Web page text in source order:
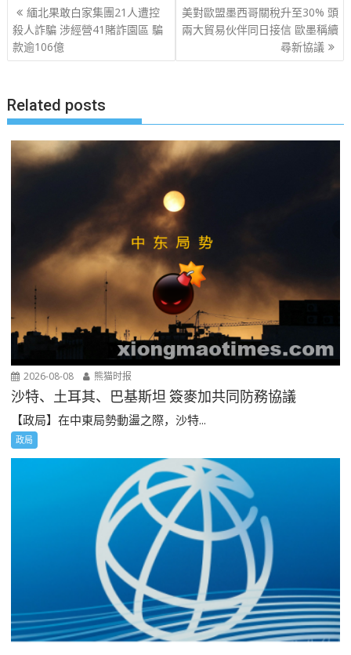
文
章
导
緬北果敢白家集團21人遭控
殺人詐騙 涉經營41賭詐園區 騙
款逾106億
美對歐盟墨西哥關稅升至30% 頭
兩大貿易伙伴同日接信 歐墨稱續
尋新協議
Related posts
2026-08-08 熊猫时报
沙特、土耳其、巴基斯坦 簽麥加共同防務協議
【政局】在中東局勢動盪之際，沙特...
政局